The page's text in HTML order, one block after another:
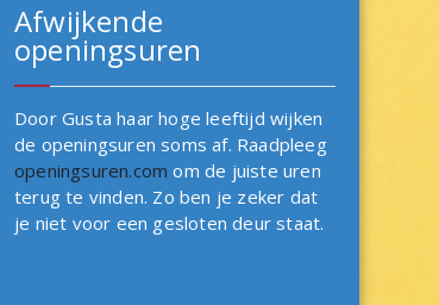
Afwijkende
openingsuren
Door Gusta haar hoge leeftijd wijken
de openingsuren soms af. Raadpleeg
openingsuren.com om de juiste uren
terug te vinden. Zo ben je zeker dat
je niet voor een gesloten deur staat.